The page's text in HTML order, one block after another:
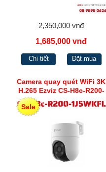
2,350,000 vnđ
1,685,000 vnđ
Chi tiết Đặt mua
Camera quay quét WiFi 3K
H.265 Ezviz CS-H8c-R200-
1J5WKFL
Sale